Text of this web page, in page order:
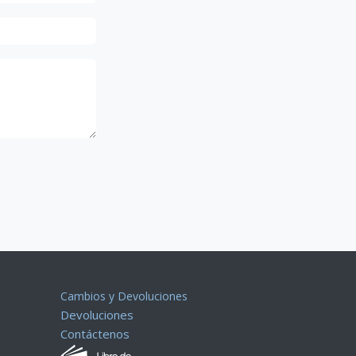
Cambios y Devoluciones
Devoluciones
Contáctenos